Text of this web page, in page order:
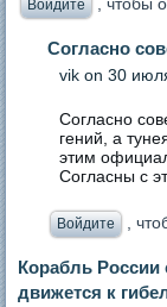
Войдите
Согласно
vik on 30
Согласно
гений, а
этим
Согласны с
Войдите ,
Корабль России
движется к